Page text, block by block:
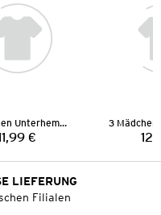
3 Mädchen Unterhemden
Preis:
€
LIEFERUNG
Filialen